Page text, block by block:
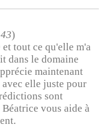
)
tout ce qu'elle m'a
dans le domaine
maintenant
elle juste pour
sont
vous aide à